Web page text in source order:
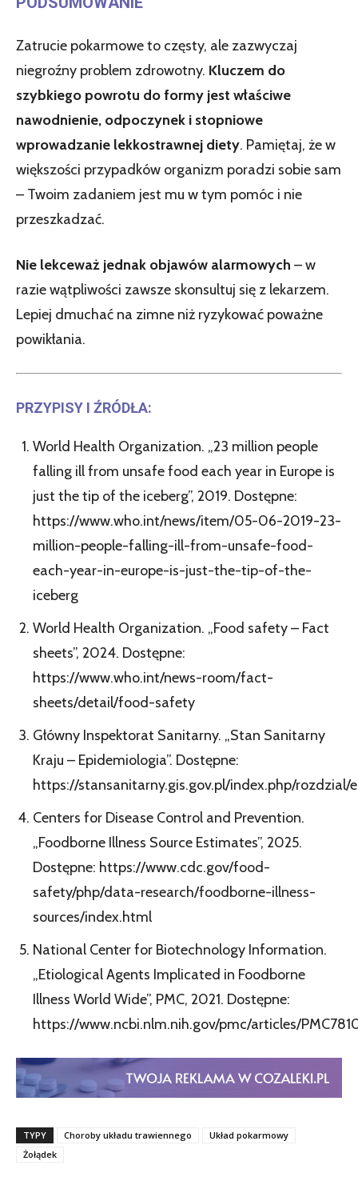
Zatrucie pokarmowe to częsty, ale zazwyczaj
niegroźny problem zdrowotny. Kluczem do
szybkiego powrotu do formy jest właściwe
nawodnienie, odpoczynek i stopniowe
wprowadzanie lekkostrawnej diety. Pamiętaj, że w
większości przypadków organizm poradzi sobie sam
– Twoim zadaniem jest mu w tym pomóc i nie
przeszkadzać.
Nie lekceważ jednak objawów alarmowych – w
razie wątpliwości zawsze skonsultuj się z lekarzem.
Lepiej dmuchać na zimne niż ryzykować poważne
powikłania.
PRZYPISY I ŹRÓDŁA:
World Health Organization. „23 million people
falling ill from unsafe food each year in Europe is
just the tip of the iceberg”, 2019. Dostępne:
https://www.who.int/news/item/05-06-2019-23-
million-people-falling-ill-from-unsafe-food-
each-year-in-europe-is-just-the-tip-of-the-
iceberg
World Health Organization. „Food safety – Fact
sheets”, 2024. Dostępne:
https://www.who.int/news-room/fact-
sheets/detail/food-safety
Główny Inspektorat Sanitarny. „Stan Sanitarny
Kraju – Epidemiologia”. Dostępne:
https://stansanitarny.gis.gov.pl/index.php/rozdzial/
Centers for Disease Control and Prevention.
„Foodborne Illness Source Estimates”, 2025.
Dostępne: https://www.cdc.gov/food-
safety/php/data-research/foodborne-illness-
sources/index.html
National Center for Biotechnology Information.
„Etiological Agents Implicated in Foodborne
Illness World Wide”, PMC, 2021. Dostępne:
https://www.ncbi.nlm.nih.gov/pmc/articles/
TYPY Choroby układu trawiennego
Układ pokarmowy
Żołądek